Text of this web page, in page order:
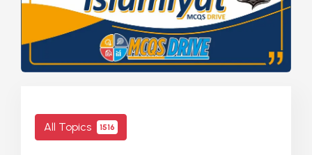
All Topics 1516